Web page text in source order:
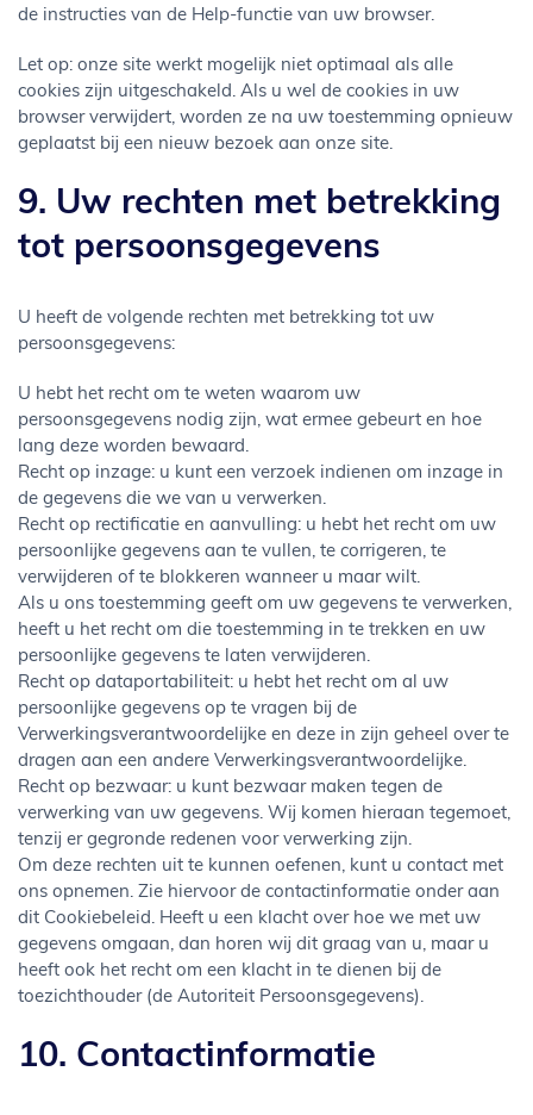
de instructies van de Help-functie van uw browser.
Let op: onze site werkt mogelijk niet optimaal als alle
cookies zijn uitgeschakeld. Als u wel de cookies in uw
browser verwijdert, worden ze na uw toestemming opnieuw
geplaatst bij een nieuw bezoek aan onze site.
9. Uw rechten met betrekking
tot persoonsgegevens
U heeft de volgende rechten met betrekking tot uw
persoonsgegevens:
U hebt het recht om te weten waarom uw
persoonsgegevens nodig zijn, wat ermee gebeurt en hoe
lang deze worden bewaard.
Recht op inzage: u kunt een verzoek indienen om inzage in
de gegevens die we van u verwerken.
Recht op rectificatie en aanvulling: u hebt het recht om uw
persoonlijke gegevens aan te vullen, te corrigeren, te
verwijderen of te blokkeren wanneer u maar wilt.
Als u ons toestemming geeft om uw gegevens te verwerken,
heeft u het recht om die toestemming in te trekken en uw
persoonlijke gegevens te laten verwijderen.
Recht op dataportabiliteit: u hebt het recht om al uw
persoonlijke gegevens op te vragen bij de
Verwerkingsverantwoordelijke en deze in zijn geheel over te
dragen aan een andere Verwerkingsverantwoordelijke.
Recht op bezwaar: u kunt bezwaar maken tegen de
verwerking van uw gegevens. Wij komen hieraan tegemoet,
tenzij er gegronde redenen voor verwerking zijn.
Om deze rechten uit te kunnen oefenen, kunt u contact met
ons opnemen. Zie hiervoor de contactinformatie onder aan
dit Cookiebeleid. Heeft u een klacht over hoe we met uw
gegevens omgaan, dan horen wij dit graag van u, maar u
heeft ook het recht om een klacht in te dienen bij de
toezichthouder (de Autoriteit Persoonsgegevens).
10. Contactinformatie